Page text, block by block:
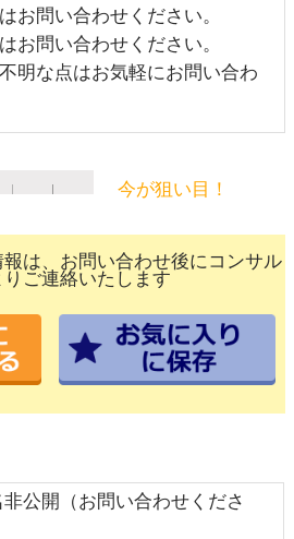
お問い合わせください。
お問い合わせください。
明な点はお気軽にお問い合わ
今が狙い目！
は、お問い合わせ後にコンサル
りご連絡いたします
公開（お問い合わせくださ